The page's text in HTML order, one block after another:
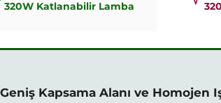
320W Katlanabilir Lamba
Geniş Kapsama Alanı ve Homojen